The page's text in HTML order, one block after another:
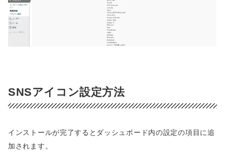
SNSアイコン設定方法
インストールが完了するとダッシュボード内の設定の項目に追
加されます。